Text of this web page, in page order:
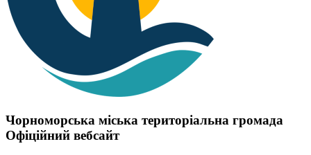
Чорноморська міська територіальна громада
Офіційний вебсайт